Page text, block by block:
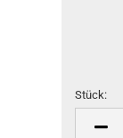
Stück:
Stück